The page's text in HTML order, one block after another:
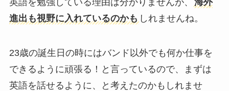
進出も視野に入れているのかも しれませんね。
23歳の誕生日の時にはバンド以外でも何か仕事を
できるように頑張る！と言っているので、まずは
英語を話せるように、と考えたのかもしれませ